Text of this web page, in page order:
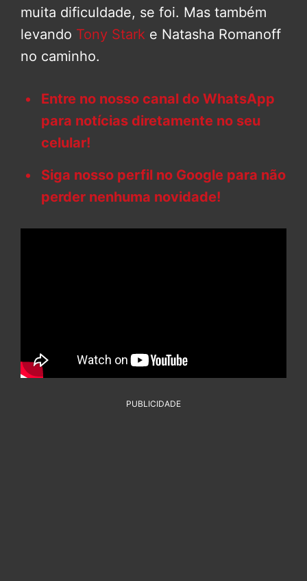
muita dificuldade, se foi. Mas também
levando Tony Stark e Natasha Romanoff
no caminho.
Entre no nosso canal do WhatsApp
para notícias diretamente no seu
celular!
Siga nosso perfil no Google para não
perder nenhuma novidade!
PUBLICIDADE